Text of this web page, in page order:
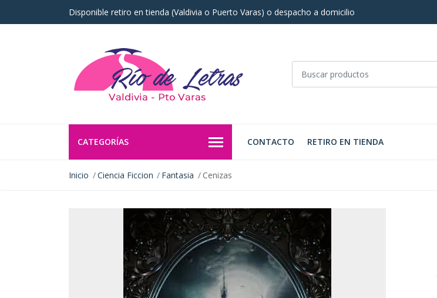
Disponible retiro en tienda (Valdivia o Puerto Varas) o despacho a domicilio
CATEGORÍAS CONTACTO RETIRO EN TIENDA
Inicio Ciencia Ficcion Fantasia Cenizas